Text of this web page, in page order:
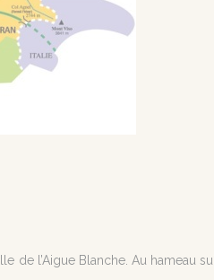
de l’Aigue Blanche. Au hameau